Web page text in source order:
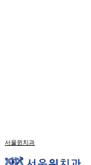
서울윈치과